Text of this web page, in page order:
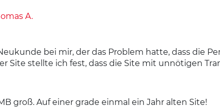
A.
bei mir, der das Problem hatte, dass die
Site stellte ich fest, dass die Site mit unnötigen
groß. Auf einer grade einmal ein Jahr alten Site!